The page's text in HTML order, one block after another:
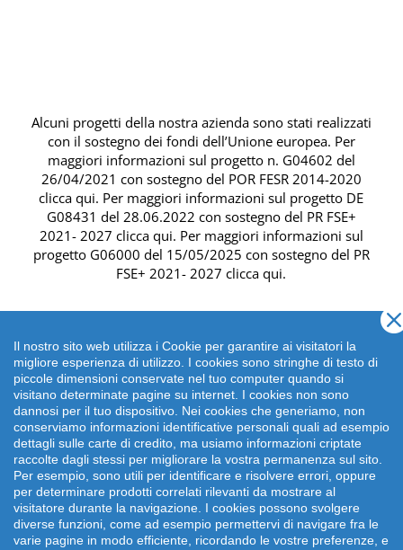
Il nostro sito web utilizza i Cookie per garantire ai visitatori la
migliore esperienza di utilizzo. I cookies sono stringhe di testo di
piccole dimensioni conservate nel tuo computer quando si
visitano determinate pagine su internet. I cookies non sono
dannosi per il tuo dispositivo. Nei cookies che generiamo, non
conserviamo informazioni identificative personali quali ad esempio
dettagli sulle carte di credito, ma usiamo informazioni criptate
raccolte dagli stessi per migliorare la vostra permanenza sul sito.
Per esempio, sono utili per identificare e risolvere errori, oppure
per determinare prodotti correlati rilevanti da mostrare al
visitatore durante la navigazione. I cookies possono svolgere
diverse funzioni, come ad esempio permettervi di navigare fra le
varie pagine in modo efficiente, ricordando le vostre preferenze, e
Alcuni progetti della nostra azienda sono stati realizzati
con il sostegno dei fondi dell’Unione europea. Per
maggiori informazioni sul progetto n. G04602 del
26/04/2021 con sostegno del POR FESR 2014-2020
clicca qui. Per maggiori informazioni sul progetto DE
G08431 del 28.06.2022 con sostegno del PR FSE+
2021- 2027 clicca qui. Per maggiori informazioni sul
progetto G06000 del 15/05/2025 con sostegno del PR
FSE+ 2021- 2027 clicca qui.
Copyright 2026 emonsitalia srl. | Viale della Piramide
Cestia 1C, 00153 Roma - Italia | P.IVA: 09372641002